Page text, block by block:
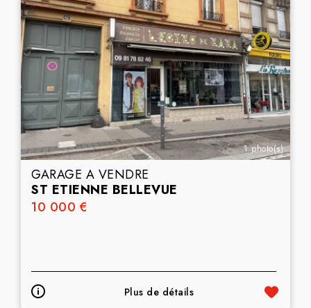
1 photo(s)
GARAGE A VENDRE
ST ETIENNE BELLEVUE
10 000 €
Plus de détails